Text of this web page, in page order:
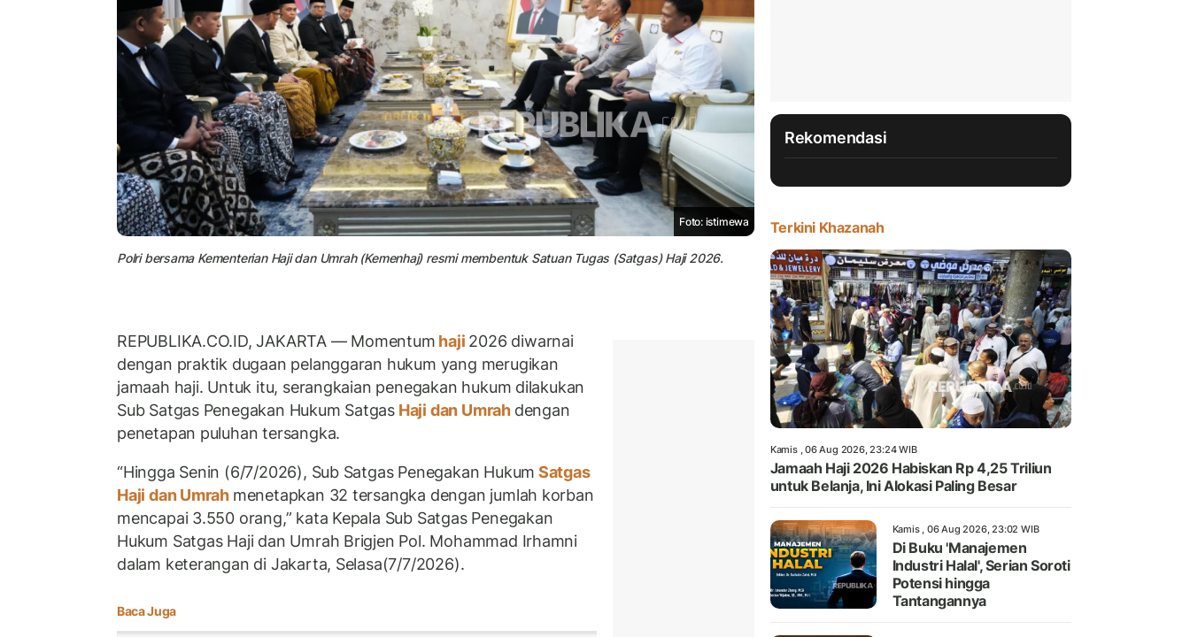
Foto: istimewa
Polri bersama Kementerian Haji dan Umrah (Kemenhaj) resmi membentuk Satuan Tugas (Satgas) Haji 2026.
REPUBLIKA.CO.ID, JAKARTA — Momentum haji 2026 diwarnai
dengan praktik dugaan pelanggaran hukum yang merugikan
jamaah haji. Untuk itu, serangkaian penegakan hukum dilakukan
Sub Satgas Penegakan Hukum Satgas Haji dan Umrah dengan
penetapan puluhan tersangka.
“Hingga Senin (6/7/2026), Sub Satgas Penegakan Hukum Satgas
Haji dan Umrah menetapkan 32 tersangka dengan jumlah korban
mencapai 3.550 orang,” kata Kepala Sub Satgas Penegakan
Hukum Satgas Haji dan Umrah Brigjen Pol. Mohammad Irhamni
dalam keterangan di Jakarta, Selasa(7/7/2026).
Baca Juga
Rekomendasi
Terkini Khazanah
Kamis , 06 Aug 2026, 23:24 WIB
Jamaah Haji 2026 Habiskan Rp 4,25 Triliun
untuk Belanja, Ini Alokasi Paling Besar
Kamis , 06 Aug 2026, 23:02 WIB
Di Buku 'Manajemen
Industri Halal', Serian Soroti
Potensi hingga
Tantangannya